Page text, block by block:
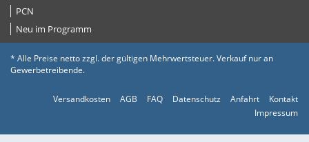
PCN
Neu im Programm
* Alle Preise netto zzgl. der gültigen Mehrwertsteuer. Verkauf nur an
Gewerbetreibende.
Versandkosten AGB FAQ Datenschutz Anfahrt
Kontakt
Impressum